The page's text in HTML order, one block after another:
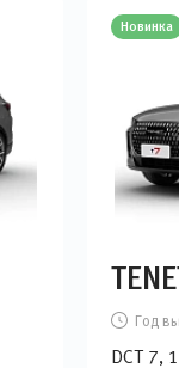
Новинка
Год
DCT 7,